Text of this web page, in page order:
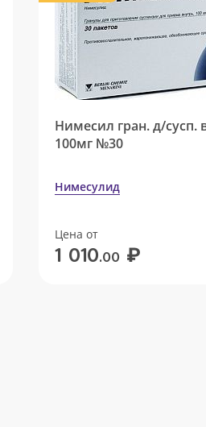
Нимесил гран. д/сусп.
100мг №30
Нимесулид
Цена от
1 010.00 ₽